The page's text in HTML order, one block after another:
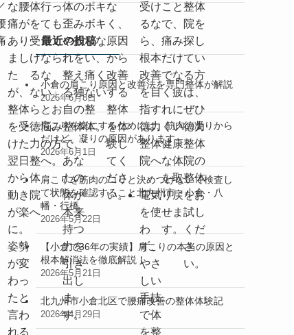
な腰
痛が
あり
まし
た
が、
整体
を受
けた
翌日
から
動き
が楽
に。
姿勢
が変
わっ
たと
言わ
れる
体
を
受
け
る
な
ら
徳
力
整
体
院
へ
行っ
ても
良く
なら
な
い」
とお
悩み
の方
へ。
体の
歪み
や崩
れを
整え
る独
自の
整体
で、
あな
たの
体が
本来
持つ
力を
引き
出し
ま
す。
ボキ
ボキ
しな
い、
痛く
ない
整
体。
な
く、
原因
から
改善
する
整体
を体
験し
てく
ださ
い。
受け
るな
ら、
根本
改善
を目
指す
徳力
整体
院へ
電気
を使
わ
ず、
やさ
しい
手技
で体
を整
こと
で、
痛み
だけ
でな
く疲
れに
くい
健康
な体
を取
り戻
せま
す。
整体
院を
探し
てい
る方
は、
ぜひ
徳力
整体
院の
整体
をお
試し
くだ
さ
い。
最近の投稿
小倉の肩こり原因と改善法を専門整体が解説
2026年6月8日
肩こりを楽にするためには、筋肉の凝りから
だけど、凝りの原因があります
2026年6月1日
肩こりを筋肉のコリと決めつけないで検査し
て状態を確認すること北九州市・小倉・八
幡・行橋
2026年5月22日
【小倉で36年の実績】肩こりの本当の原因と
根本解消法を徹底解説！
2026年5月21日
北九州市小倉北区で腰痛改善の整体体験記
2026年4月29日